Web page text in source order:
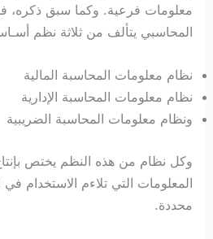
معلومات فرعية. وكما سبق ذكره،
المحاسبي يتألف من ثلاثة نظم
نظام معلومات المحاسبة المالية
نظام معلومات المحاسبة الإدارية
ونظام معلومات المحاسبة الضريبية
وكل نظام من هذه النظم يختص
المعلومات التي تلاءم الاستخدام
محددة.